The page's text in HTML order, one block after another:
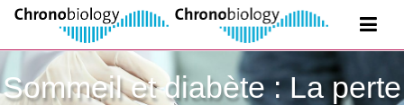
Sommeil et diabète : La perte